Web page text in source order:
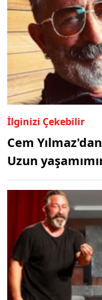
İlginizi Çekebilir
Cem
Uzun